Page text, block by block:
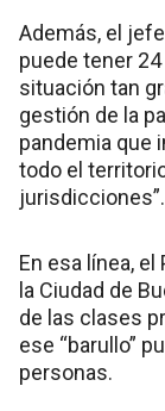
Además, el
puede tener
situación tan
gestión de la
pandemia que
todo el
jurisdicciones”.
En esa línea,
la Ciudad de
de las clases
ese “barullo”
personas.